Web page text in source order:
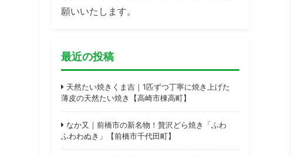
願いいたします。
最近の投稿
天然たい焼きくま吉｜1匹ずつ丁寧に焼き上げた
薄皮の天然たい焼き【高崎市棟高町】
なか又｜前橋市の新名物！贅沢どら焼き「ふわ
ふわわぬき」【前橋市千代田町】